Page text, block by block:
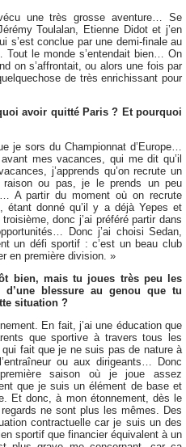
une très grosse aventure… Se
Toulalan, Etienne Didot et j’en
s’est conclue par une demi-finale au
Tout le monde s’entendait bien… On
on s’affrontait, ou alors une fois par
de très enrichissant pour
avoir quitté Paris ? Et pourquoi
je sors du Championnat d’Europe…
mes vacances, qui me dit qu’il
j’apprends qu’on recrute un
ou pas, je le prends un peu
A partir du moment où on recrute
étant donné qu’il y a déjà Yepes et
donc j’ai préféré partir dans
Donc j’ai choisi Sedan,
un défi sportif : c’est un beau club
en première division. »
bien, mais tu joues très peu les
blessure au genou que tu
situation ?
En fait, j’ai une éducation que
que sportive à travers tous les
fait que je ne suis pas de nature à
ou aux dirigeants… Donc
saison où je joue assez
que je suis un élément de base et
Et donc, à mon étonnement, dès le
ne sont plus les mêmes. Des
contractuelle car je suis un des
sportif que financier équivalent à un